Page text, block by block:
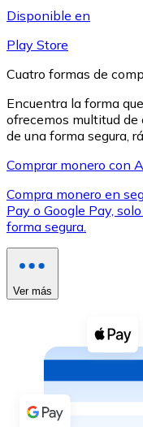
XRP
XRP
Efectivo
Comprar con
Transferencia
Añade fondos a
Disponible en
Play Store
Cuatro formas de
Encuentra la forma
ofrecemos multitud de
de una forma segura,
Comprar monero con
Compra monero en
Pay o Google Pay,
forma segura.
Ver más